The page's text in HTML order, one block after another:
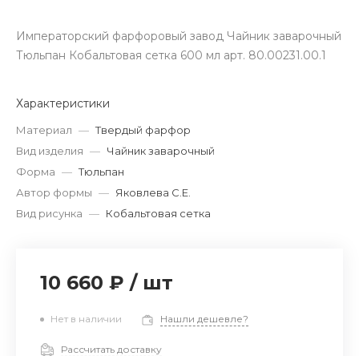
Императорский фарфоровый завод Чайник заварочный
Тюльпан Кобальтовая сетка 600 мл арт. 80.00231.00.1
Характеристики
Материал — Твердый фарфор
Вид изделия — Чайник заварочный
Форма — Тюльпан
Автор формы — Яковлева С.Е.
Вид рисунка — Кобальтовая сетка
10 660 ₽ / шт
Нет в наличии Нашли дешевле?
Рассчитать доставку